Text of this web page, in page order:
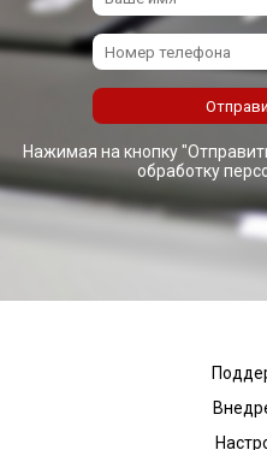
Нажимая на кнопку
обработку